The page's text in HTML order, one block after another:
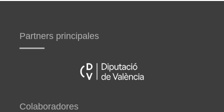
Partners principales
Colaboradores